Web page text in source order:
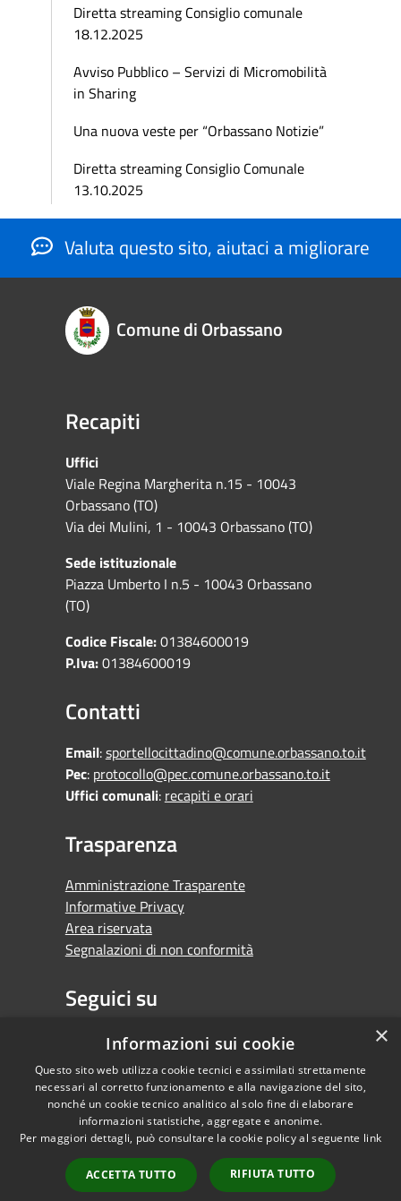
Diretta streaming Consiglio comunale
18.12.2025
Avviso Pubblico – Servizi di Micromobilità
in Sharing
Una nuova veste per “Orbassano Notizie”
Diretta streaming Consiglio Comunale
13.10.2025
Valuta questo sito, aiutaci a migliorare
Comune di Orbassano
Recapiti
Uffici
Viale Regina Margherita n.15 - 10043
Orbassano (TO)
Via dei Mulini, 1 - 10043 Orbassano (TO)
Sede istituzionale
Piazza Umberto I n.5 - 10043 Orbassano
(TO)
Codice Fiscale:01384600019
P.Iva:01384600019
Contatti
Email:sportellocittadino@comune.orbassano.to.it
Pec: protocollo@pec.comune.orbassano.to.it
Uffici comunali: recapiti e orari
Trasparenza
Amministrazione Trasparente
Informative Privacy
Area riservata
Segnalazioni di non conformità
Seguici su
FacebookYoutubeWhatsapp
RSS
Accessibilità
Privacy
Cookie
Copyright © 2026 •
Comune di Orbassano •
Powered by
Municipium•
×
Informazioni sui cookie
Questo sito web utilizza cookie tecnici e assimilati strettamente
necessari al corretto funzionamento e alla navigazione del sito,
nonché un cookie tecnico analitico al solo fine di elaborare
informazioni statistiche, aggregate e anonime.
Per maggiori dettagli, può consultare la cookie policy al seguente link
ACCETTA TUTTO RIFIUTA TUTTO